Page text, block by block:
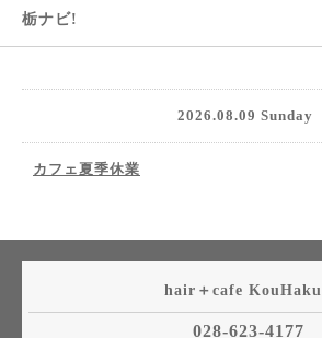
栃ナビ!
2026.08.09 Sunday
カフェ夏季休業
hair＋cafe KouHaku
028-623-4177